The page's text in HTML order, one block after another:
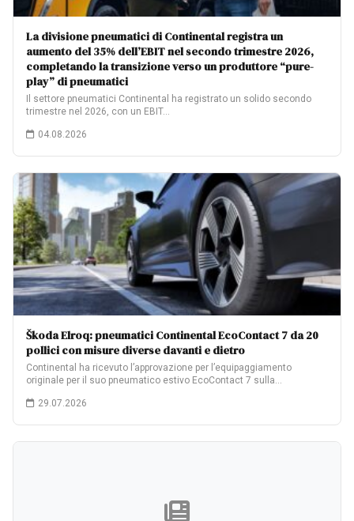
La divisione pneumatici di Continental registra un
aumento del 35% dell’EBIT nel secondo trimestre 2026,
completando la transizione verso un produttore “pure-
play” di pneumatici
Il settore pneumatici Continental ha registrato un solido secondo
trimestre nel 2026, con un EBIT…
04.08.2026
Škoda Elroq: pneumatici Continental EcoContact 7 da 20
pollici con misure diverse davanti e dietro
Continental ha ricevuto l’approvazione per l’equipaggiamento
originale per il suo pneumatico estivo EcoContact 7 sulla…
29.07.2026